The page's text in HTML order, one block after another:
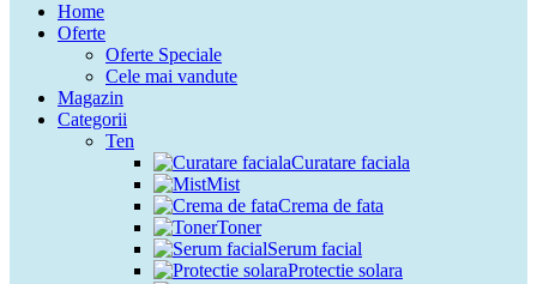
Home
Oferte
Oferte Speciale
Cele mai vandute
Magazin
Categorii
Ten
Curatare faciala
Mist
Crema de fata
Toner
Serum facial
Protectie solara